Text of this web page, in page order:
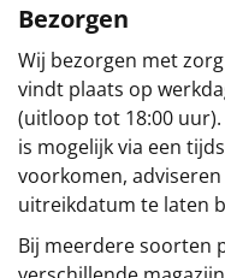
Bezorgen
Wij bezorgen met
vindt plaats op
(uitloop tot 18:00
is mogelijk via een
voorkomen,
uitreikdatum te laten
Bij meerdere soorten